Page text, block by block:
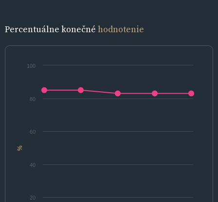
Percentuálne konečné hodnotenie
%
20
40
60
80
100